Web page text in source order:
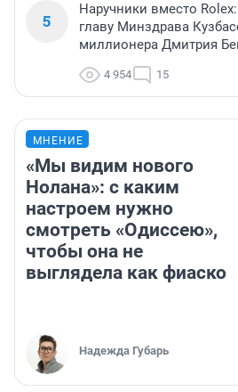
5
Наручники вместо
главу Минздрава
миллионера Дмитрия
4 954 15
МНЕНИЕ
«Мы видим нового
Нолана»: с каким
настроем нужно
смотреть «Одиссею»,
чтобы она не
выглядела как фиаско
Надежда Губарь